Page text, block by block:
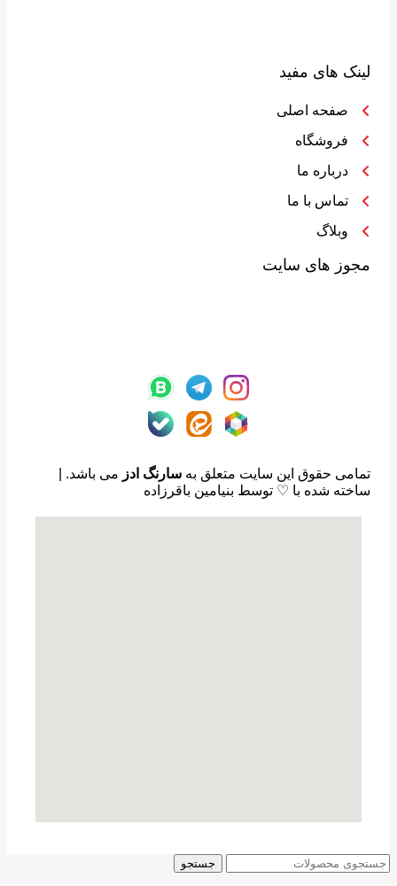
لینک های مفید
صفحه اصلی
فروشگاه
درباره ما
تماس با ما
وبلاگ
مجوز های سایت
تمامی حقوق این سایت متعلق به سارنگ ادز می باشد. |
ساخته شده با ♡ توسط بنیامین باقرزاده
جستجو